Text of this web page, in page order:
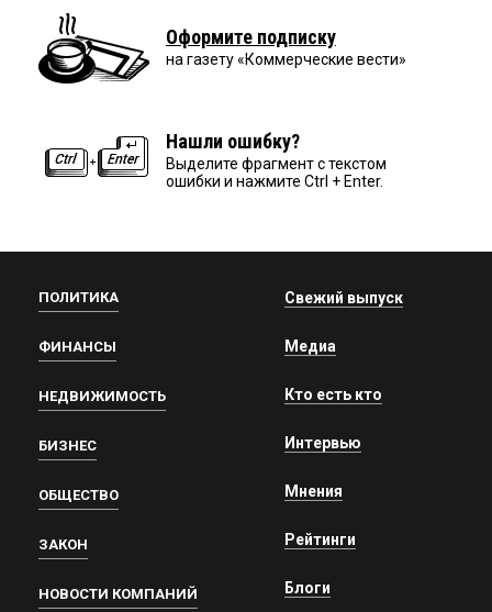
Оформите подписку
на газету «Коммерческие вести»
Нашли ошибку?
Выделите фрагмент с текстом
ошибки и нажмите Ctrl + Enter.
ПОЛИТИКА
ФИНАНСЫ
НЕДВИЖИМОСТЬ
БИЗНЕС
ОБЩЕСТВО
ЗАКОН
НОВОСТИ КОМПАНИЙ
Свежий выпуск
Медиа
Кто есть кто
Интервью
Мнения
Рейтинги
Блоги